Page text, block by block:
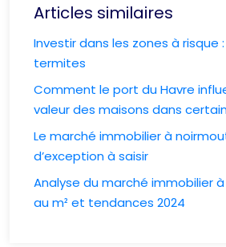
Articles similaires
Investir dans les zones à risque
termites
Comment le port du Havre
valeur des maisons dans
Le marché immobilier à
d’exception à saisir
Analyse du marché immobilier à
au m² et tendances 2024